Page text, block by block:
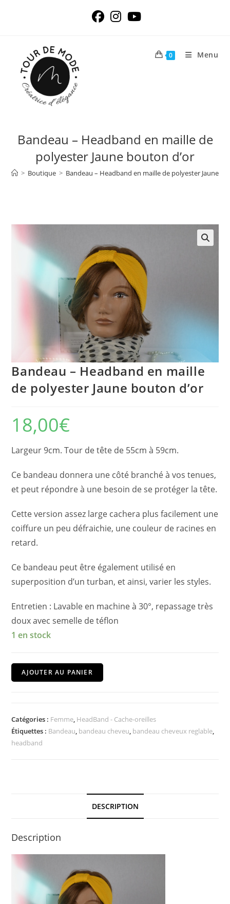
0 Menu
Bandeau – Headband en maille de
polyester Jaune bouton d’or
> Boutique > Bandeau – Headband en maille de polyester Jaune
Bandeau – Headband en maille
de polyester Jaune bouton d’or
18,00€
Largeur 9cm. Tour de tête de 55cm à 59cm.
Ce bandeau donnera une côté branché à vos tenues,
et peut répondre à une besoin de se protéger la tête.
Cette version assez large cachera plus facilement une
coiffure un peu défraichie, une couleur de racines en
retard.
Ce bandeau peut être également utilisé en
superposition d’un turban, et ainsi, varier les styles.
Entretien : Lavable en machine à 30°, repassage très
doux avec semelle de téflon
1 en stock
quantité
de
Headband
en
maille
AJOUTER AU PANIER
Catégories : Femme, HeadBand - Cache-oreilles
Étiquettes : Bandeau, bandeau cheveu, bandeau cheveux reglable,
headband
DESCRIPTION
Description